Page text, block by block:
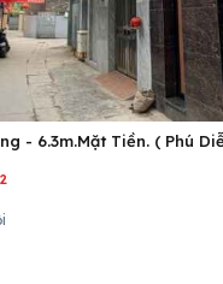
- 6.3m.Mặt Tiền. ( Phú
2